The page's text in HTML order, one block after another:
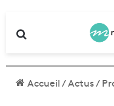
Accueil/Actus/